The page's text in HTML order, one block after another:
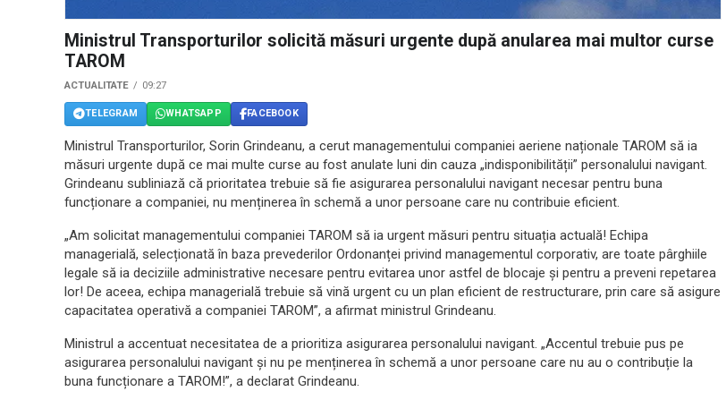
Ministrul Transporturilor solicită măsuri urgente după anularea mai multor curse
TAROM
ACTUALITATE 09:27
TELEGRAM WHATSAPP FACEBOOK
Ministrul Transporturilor, Sorin Grindeanu, a cerut managementului companiei aeriene naționale TAROM să ia
măsuri urgente după ce mai multe curse au fost anulate luni din cauza „indisponibilității” personalului navigant.
Grindeanu subliniază că prioritatea trebuie să fie asigurarea personalului navigant necesar pentru buna
funcționare a companiei, nu menținerea în schemă a unor persoane care nu contribuie eficient.
„Am solicitat managementului companiei TAROM să ia urgent măsuri pentru situația actuală! Echipa
managerială, selecționată în baza prevederilor Ordonanței privind managementul corporativ, are toate pârghiile
legale să ia deciziile administrative necesare pentru evitarea unor astfel de blocaje și pentru a preveni repetarea
lor! De aceea, echipa managerială trebuie să vină urgent cu un plan eficient de restructurare, prin care să asigure
capacitatea operativă a companiei TAROM”, a afirmat ministrul Grindeanu.
Ministrul a accentuat necesitatea de a prioritiza asigurarea personalului navigant. „Accentul trebuie pus pe
asigurarea personalului navigant și nu pe menținerea în schemă a unor persoane care nu au o contribuție la
buna funcționare a TAROM!”, a declarat Grindeanu.